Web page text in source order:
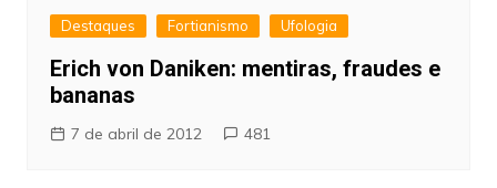
Destaques Fortianismo Ufologia
Erich von Daniken: mentiras, fraudes e
bananas
7 de abril de 2012 481